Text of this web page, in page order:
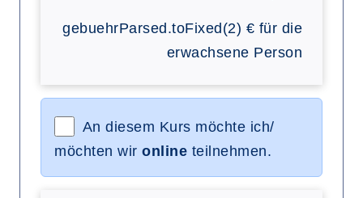
gebuehrParsed.toFixed(2) € für die
erwachsene Person
An diesem Kurs möchte ich/
möchten wir online teilnehmen.